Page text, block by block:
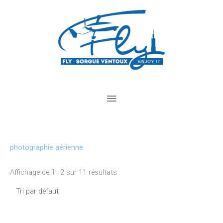
Menu
principal
photographie aérienne
Affichage de 1–2 sur 11 résultats